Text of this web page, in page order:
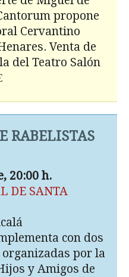
propone
Cervantino
Venta de
del Teatro Salón
RABELISTAS
20:00 h.
DE SANTA
con dos
por la
y Amigos de